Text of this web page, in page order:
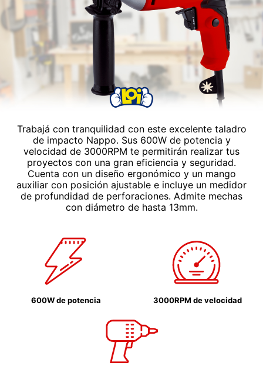
Trabajá con tranquilidad con este excelente taladro
de impacto Nappo. Sus 600W de potencia y
velocidad de 3000RPM te permitirán realizar tus
proyectos con una gran eficiencia y seguridad.
Cuenta con un diseño ergonómico y un mango
auxiliar con posición ajustable e incluye un medidor
de profundidad de perforaciones. Admite mechas
con diámetro de hasta 13mm.
600W de potencia 3000RPM de velocidad